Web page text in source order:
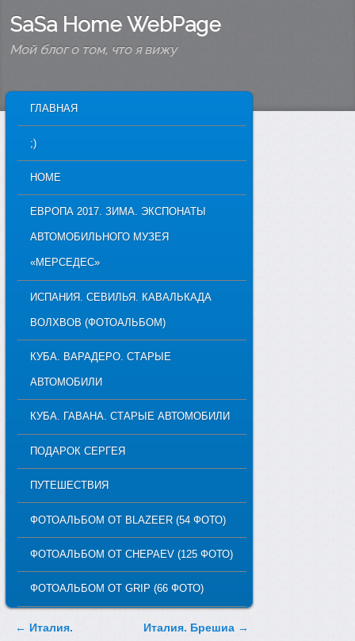
SaSa Home WebPage
Мой блог о том, что я вижу
SKIP TO PRIMARY CONTENT
SKIP TO SECONDARY CONTENT
ГЛАВНАЯ
;)
HOME
ЕВРОПА 2017. ЗИМА. ЭКСПОНАТЫ
АВТОМОБИЛЬНОГО МУЗЕЯ
«МЕРСЕДЕС»
ИСПАНИЯ. СЕВИЛЬЯ. КАВАЛЬКАДА
ВОЛХВОВ (ФОТОАЛЬБОМ)
КУБА. ВАРАДЕРО. СТАРЫЕ
АВТОМОБИЛИ
КУБА. ГАВАНА. СТАРЫЕ АВТОМОБИЛИ
ПОДАРОК СЕРГЕЯ
ПУТЕШЕСТВИЯ
ФОТОАЛЬБОМ ОТ BLAZEER (54 ФОТО)
ФОТОАЛЬБОМ ОТ CHEPAEV (125 ФОТО)
ФОТОАЛЬБОМ ОТ GRIP (66 ФОТО)
Post navigation
← Италия.
Италия. Брешиа →